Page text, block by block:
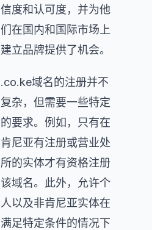
信度和认可度，并为他
们在国内和国际市场上
建立品牌提供了机会。
.co.ke域名的注册并不
复杂，但需要一些特定
的要求。例如，只有在
肯尼亚有注册或营业处
所的实体才有资格注册
该域名。此外，允许个
人以及非肯尼亚实体在
满足特定条件的情况下